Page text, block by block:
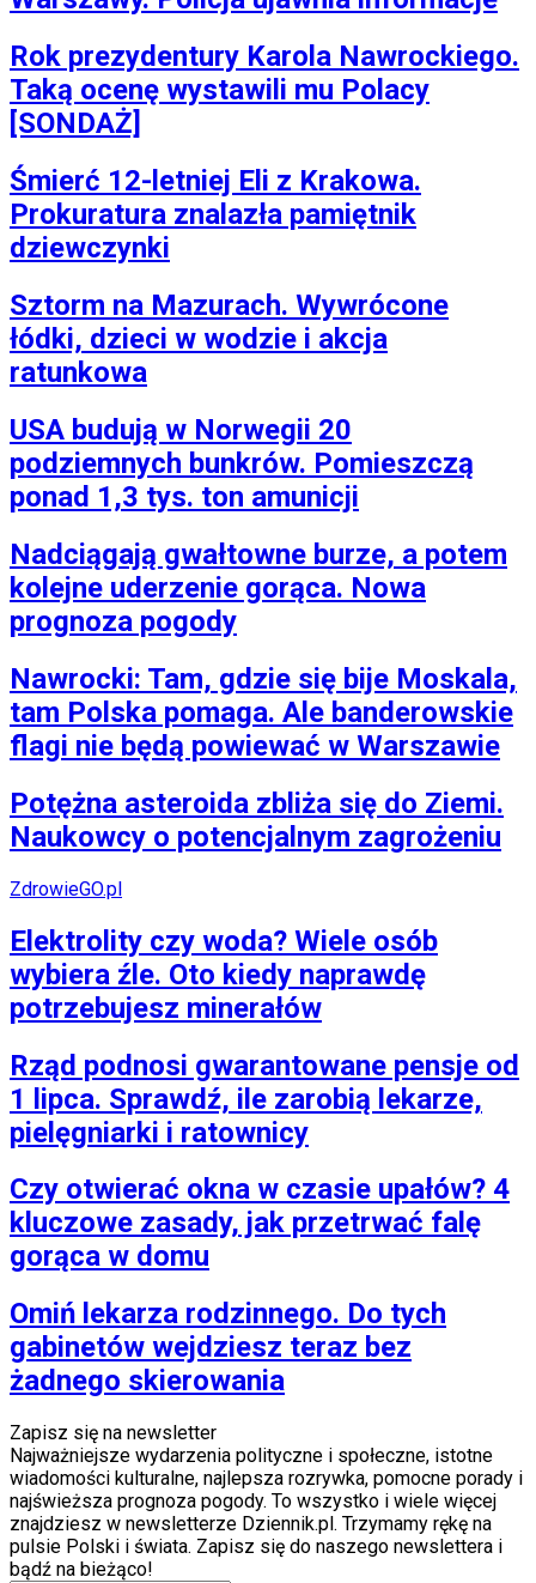
Rok prezydentury Karola Nawrockiego.
Taką ocenę wystawili mu Polacy
[SONDAŻ]
Śmierć 12-letniej Eli z Krakowa.
Prokuratura znalazła pamiętnik
dziewczynki
Sztorm na Mazurach. Wywrócone
łódki, dzieci w wodzie i akcja
ratunkowa
USA budują w Norwegii 20
podziemnych bunkrów. Pomieszczą
ponad 1,3 tys. ton amunicji
Nadciągają gwałtowne burze, a potem
kolejne uderzenie gorąca. Nowa
prognoza pogody
Nawrocki: Tam, gdzie się bije Moskala,
tam Polska pomaga. Ale banderowskie
flagi nie będą powiewać w Warszawie
Potężna asteroida zbliża się do Ziemi.
Naukowcy o potencjalnym zagrożeniu
ZdrowieGO.pl
Elektrolity czy woda? Wiele osób
wybiera źle. Oto kiedy naprawdę
potrzebujesz minerałów
Rząd podnosi gwarantowane pensje od
1 lipca. Sprawdź, ile zarobią lekarze,
pielęgniarki i ratownicy
Czy otwierać okna w czasie upałów? 4
kluczowe zasady, jak przetrwać falę
gorąca w domu
Omiń lekarza rodzinnego. Do tych
gabinetów wejdziesz teraz bez
żadnego skierowania
Zapisz się na newsletter
Najważniejsze wydarzenia polityczne i społeczne, istotne
wiadomości kulturalne, najlepsza rozrywka, pomocne porady i
najświeższa prognoza pogody. To wszystko i wiele więcej
znajdziesz w newsletterze Dziennik.pl. Trzymamy rękę na
pulsie Polski i świata. Zapisz się do naszego newslettera i
bądź na bieżąco!